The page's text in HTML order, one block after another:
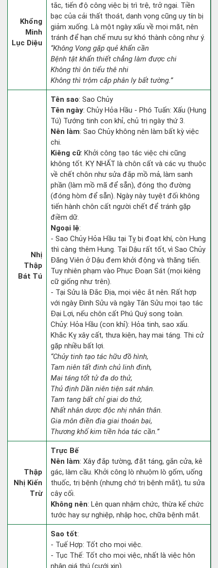
Khổng
Minh
Lục Diệu
tắc, tiến độ công việc bị trì trệ, trở ngại. Tiền
bạc của cải thất thoát, danh vọng cũng uy tín bị
giảm xuống. Là một ngày xấu về mọi mặt, nên
tránh để hạn chế mưu sự khó thành công như ý.
“Không Vong gặp quẻ khẩn cần
Bệnh tật khẩn thiết chẳng làm được chi
Không thì ôn tiểu thê nhi
Không thì trộm cắp phân ly bất tường.”
Nhị
Thập
Bát Tú
Tên sao: Sao Chủy
Tên ngày: Chủy Hỏa Hầu - Phó Tuấn: Xấu (Hung
Tú) Tướng tinh con khỉ, chủ trị ngày thứ 3.
Nên làm: Sao Chủy không nên làm bất kỳ việc
chi.
Kiêng cữ: Khởi công tạo tác việc chi cũng
không tốt. KỴ NHẤT là chôn cất và các vụ thuộc
về chết chôn như sửa đắp mồ mả, làm sanh
phần (làm mồ mã để sẵn), đóng thọ đường
(đóng hòm để sẵn). Ngày này tuyệt đối không
tiến hành chôn cất người chết để tránh gặp
điềm dữ.
Ngoại lệ:
- Sao Chủy Hỏa Hầu tại Tỵ bị đoạt khí, còn Hung
thì càng thêm Hung. Tại Dậu rất tốt, vì Sao Chủy
Đăng Viên ở Dậu đem khởi động và thăng tiến.
Tuy nhiên phạm vào Phục Đoạn Sát (mọi kiêng
cữ giống như trên).
- Tại Sửu là Đắc Địa, mọi việc ắt nên. Rất hợp
với ngày Đinh Sửu và ngày Tân Sửu mọi tạo tác
Đại Lợi, nếu chôn cất Phú Quý song toàn.
Chủy: Hỏa Hầu (con khỉ): Hỏa tinh, sao xấu.
Khắc Kỵ xây cất, thưa kiện, hay mai táng. Thi cử
gặp nhiều bất lợi.
“Chủy tinh tạo tác hữu đồ hình,
Tam niên tất đinh chủ linh đinh,
Mai táng tốt tử đa do thử,
Thủ định Dần niên tiện sát nhân.
Tam tang bất chỉ giai do thử,
Nhất nhân dược độc nhị nhân thân.
Gia môn điền địa giai thoán bại,
Thương khố kim tiền hóa tác cần.”
Thập
Nhị Kiến
Trừ
Trực Bế
Nên làm: Xây đắp tường, đặt táng, gắn cửa, kê
gác, làm cầu. Khởi công lò nhuộm lò gốm, uống
thuốc, trị bệnh (nhưng chớ trị bệnh mắt), tu sửa
cây cối.
Không nên: Lên quan nhậm chức, thừa kế chức
tước hay sự nghiệp, nhập học, chữa bệnh mắt.
Sao tốt:
- Tuế Hợp: Tốt cho mọi việc.
- Tục Thế: Tốt cho mọi việc, nhất là việc hôn
nhân giá thú (cưới xin).